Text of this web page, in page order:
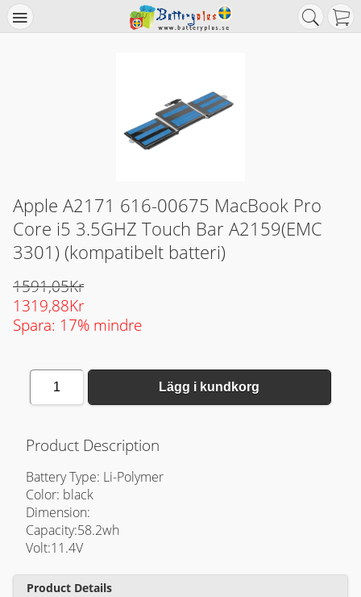
Apple A2171 616-00675 MacBook Pro
Core i5 3.5GHZ Touch Bar A2159(EMC
3301) (kompatibelt batteri)
1591,05Kr
1319,88Kr
Spara: 17% mindre
1 Lägg i kundkorg
Product Description
Battery Type: Li-Polymer
Color: black
Dimension:
Capacity:58.2wh
Volt:11.4V
Product Details